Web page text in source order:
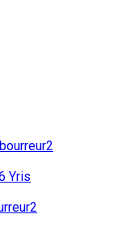
bourreur2
Yris